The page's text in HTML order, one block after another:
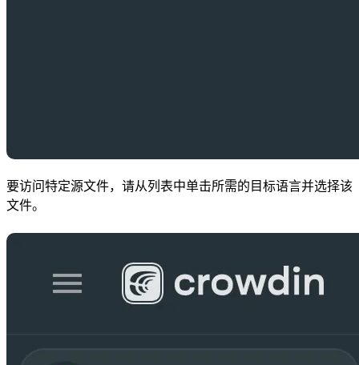
要访问特定源文件，请从列表中单击所需的目标语言并选择该
文件。